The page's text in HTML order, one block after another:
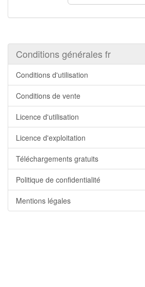
Conditions générales fr
Conditions d'utilisation
Conditions de vente
Licence d'utilisation
Licence d'exploitation
Téléchargements gratuits
Politique de confidentialité
Mentions légales